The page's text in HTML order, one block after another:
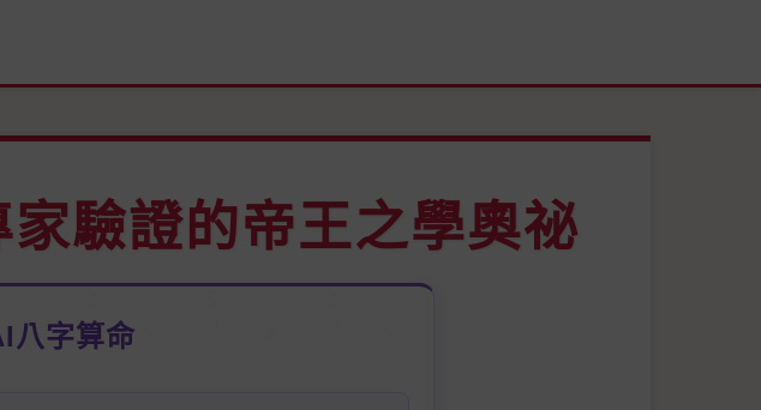
驗證的帝王之學奧祕
八字算命